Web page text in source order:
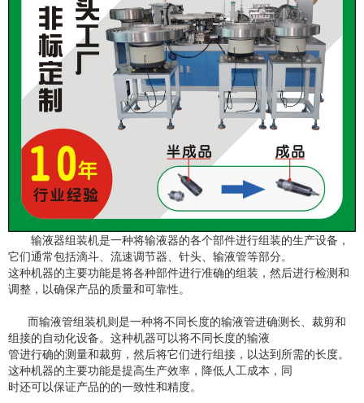
输液器组装机是一种将输液器的各个部件进行组装的生产设备，
它们通常包括滴斗、流速调节器、针头、输液管等部分。
这种机器的主要功能是将各种部件进行准确的组装，然后进行检测和
调整，以确保产品的质量和可靠性。
而输液管组装机则是一种将不同长度的输液管进确测长、裁剪和
组接的自动化设备。这种机器可以将不同长度的输液
管进行确的测量和裁剪，然后将它们进行组接，以达到所需的长度。
这种机器的主要功能是提高生产效率，降低人工成本，同
时还可以保证产品的的一致性和精度。